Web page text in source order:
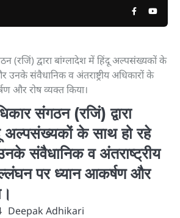
Facebook
(रजिं) द्वारा बांग्लादेश में हिंदू अल्पसंख्यकों के
उनके संवैधानिक व अंतराष्ट्रीय अधिकारों के
और रोष व्यक्त किया।
संगठन (रजिं) द्वारा
अल्पसंख्यकों के साथ हो रहे
संवैधानिक व अंतराष्ट्रीय
पर ध्यान आकर्षण और
Deepak Adhikari